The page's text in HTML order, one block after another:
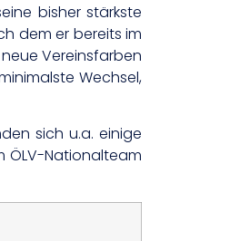
bisher stärkste
dem er bereits im
Vereinsfarben
Wechsel,
sich u.a. einige
ÖLV-Nationalteam